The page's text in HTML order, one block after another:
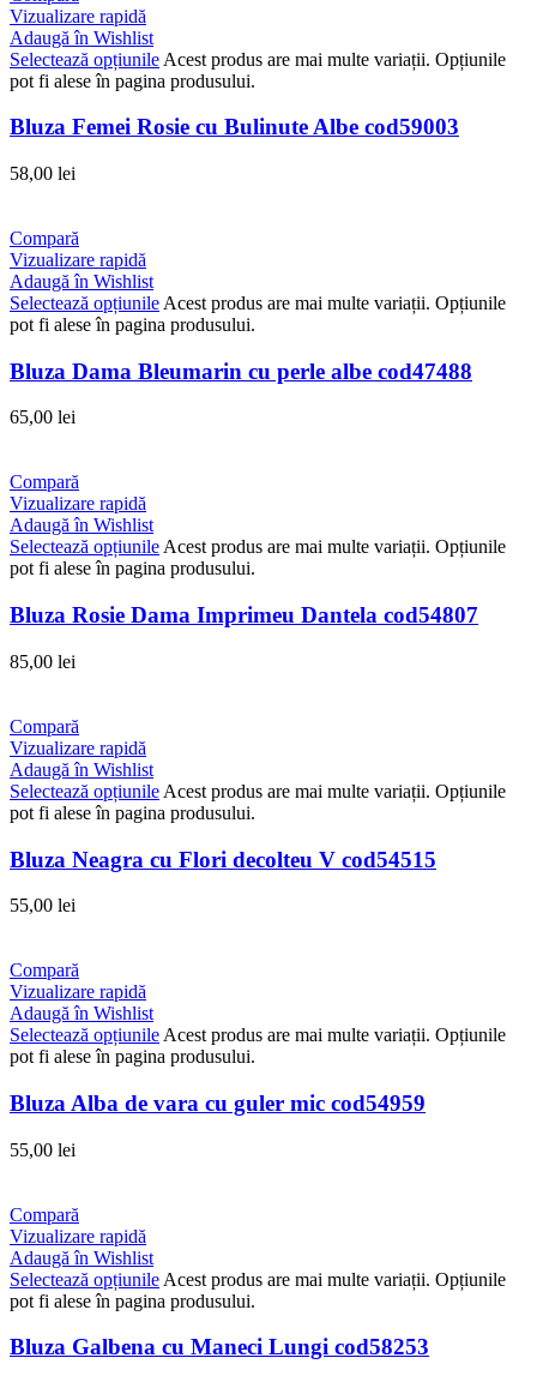
Vizualizare rapidă
Adaugă în Wishlist
Selectează opțiunile Acest produs are mai multe variații. Opțiunile
pot fi alese în pagina produsului.
Bluza Femei Rosie cu Bulinute Albe cod59003
58,00 lei
Compară
Vizualizare rapidă
Adaugă în Wishlist
Selectează opțiunile Acest produs are mai multe variații. Opțiunile
pot fi alese în pagina produsului.
Bluza Dama Bleumarin cu perle albe cod47488
65,00 lei
Compară
Vizualizare rapidă
Adaugă în Wishlist
Selectează opțiunileAcest produs are mai multe variații. Opțiunile
pot fi alese în pagina produsului.
Bluza Rosie Dama Imprimeu Dantela cod54807
85,00 lei
Compară
Vizualizare rapidă
Adaugă în Wishlist
Selectează opțiunile Acest produs are mai multe variații. Opțiunile
pot fi alese în pagina produsului.
Bluza Neagra cu Flori decolteu V cod54515
55,00 lei
Compară
Vizualizare rapidă
Adaugă în Wishlist
Selectează opțiunile Acest produs are mai multe variații. Opțiunile
pot fi alese în pagina produsului.
Bluza Alba de vara cu guler mic cod54959
55,00 lei
Compară
Vizualizare rapidă
Adaugă în Wishlist
Selectează opțiunile Acest produs are mai multe variații. Opțiunile
pot fi alese în pagina produsului.
Bluza Galbena cu Maneci Lungi cod58253